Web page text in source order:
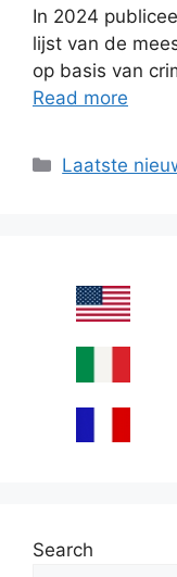
In 2024
lijst van de
op basis van
Read more
Categories
Laatste
Search